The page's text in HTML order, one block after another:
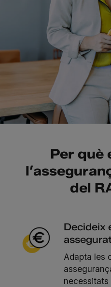
Per què
del
Decideix
Adapta les
necessitats